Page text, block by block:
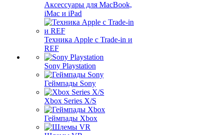
Аксессуары для MacBook,
iMac и iPad
Техника Apple с Trade-in и
REF
Sony Playstation
Геймпады Sony
Xbox Series X/S
Геймпады Xbox